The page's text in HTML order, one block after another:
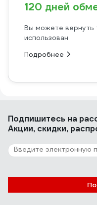
120 дней
Вы можете вернуть
использован
Подробнее
Подпишитесь на
Акции, скидки,